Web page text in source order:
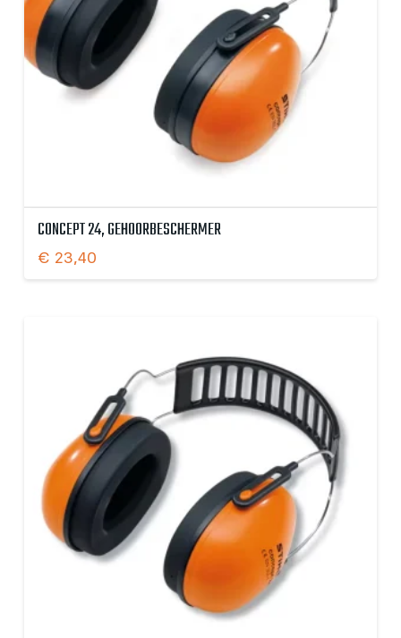
CONCEPT 24, GEHOORBESCHERMER
€ 23,40